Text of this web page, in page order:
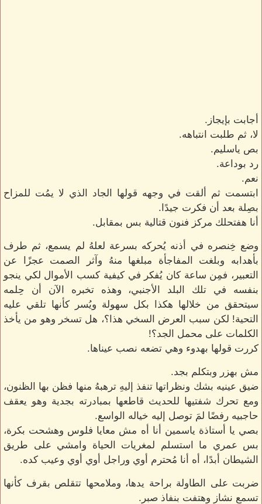
أجابت بإيجاز.
لا، ثم طلبت انتباهه.
بص ياسليم.
رد بوداعة.
نعم.
ابتسمت ثم ألقت في وجهه قولها الجاد الذي لا يمُت للمزاح
بصِلة بعد أن فكرت جيدًا.
أنا هفتحلك مركز فنون قتالية بس بمقابل.
وضع خِنصره في أذنه يُحركه بسرعة لعلهُ لم يسمع، ثم طرف
بأهدابه وبلغت المفاجأة مبلغها منهُ وآثر الصمت عجزًا عن
التعبير، فمِن ساعة كان يُفكر في كيفية كسب الأموال لكي ينجو
بنفسه في تلك البلد الأجنبي، وهذه تخبره الآن أن حِلمه
سيتحقق من خلالها هكذا بكل سهولة ويُسر كأنها تلقي عليه
التحية! لكن سبب العرض السخي هذا؟، هل تسخر وهو من يأخذ
الكلمات على محمل الجد؟!
كررت قولها بهدوء وهي تضعه نصب عيناها.
مش بهزر وبتكلم بجد.
ضيق عينيه بشك ونظراتها تنفذ إليهِ ترهبهُ منها فظن بها الظنون،
ومع تحرك شفتيها للحديث قاطعها بمبادرته بجدية وهو يعقف
حاجبيه رفضًا لمَ توصل إليه خياله الواسع.
بصي يا أستاذة ياسمين أنا أه مش معايا فلوس وهشحت بكرة،
بس عمري ما استسلم لمغريات الحياة وامشي على طريق
الشيطان أبدًا، أه أنا مُحترم أوي وراجل أوي أوي وعيب كده.
ضربت على الطاولة براحة يدها، وملامحها تتقلص بقرف كأنها
تسمع نشاز وهتفت بنفاذ صبر.